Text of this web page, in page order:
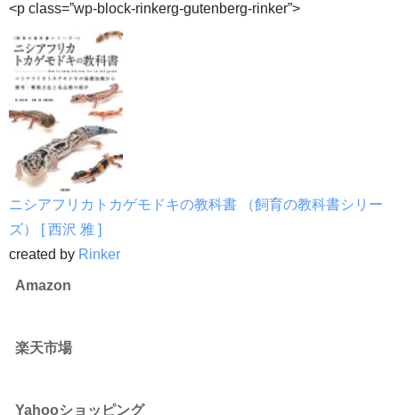
<p class=”wp-block-rinkerg-gutenberg-rinker”>
ニシアフリカトカゲモドキの教科書 （飼育の教科書シリー
ズ） [ 西沢 雅 ]
created by Rinker
Amazon
楽天市場
Yahooショッピング